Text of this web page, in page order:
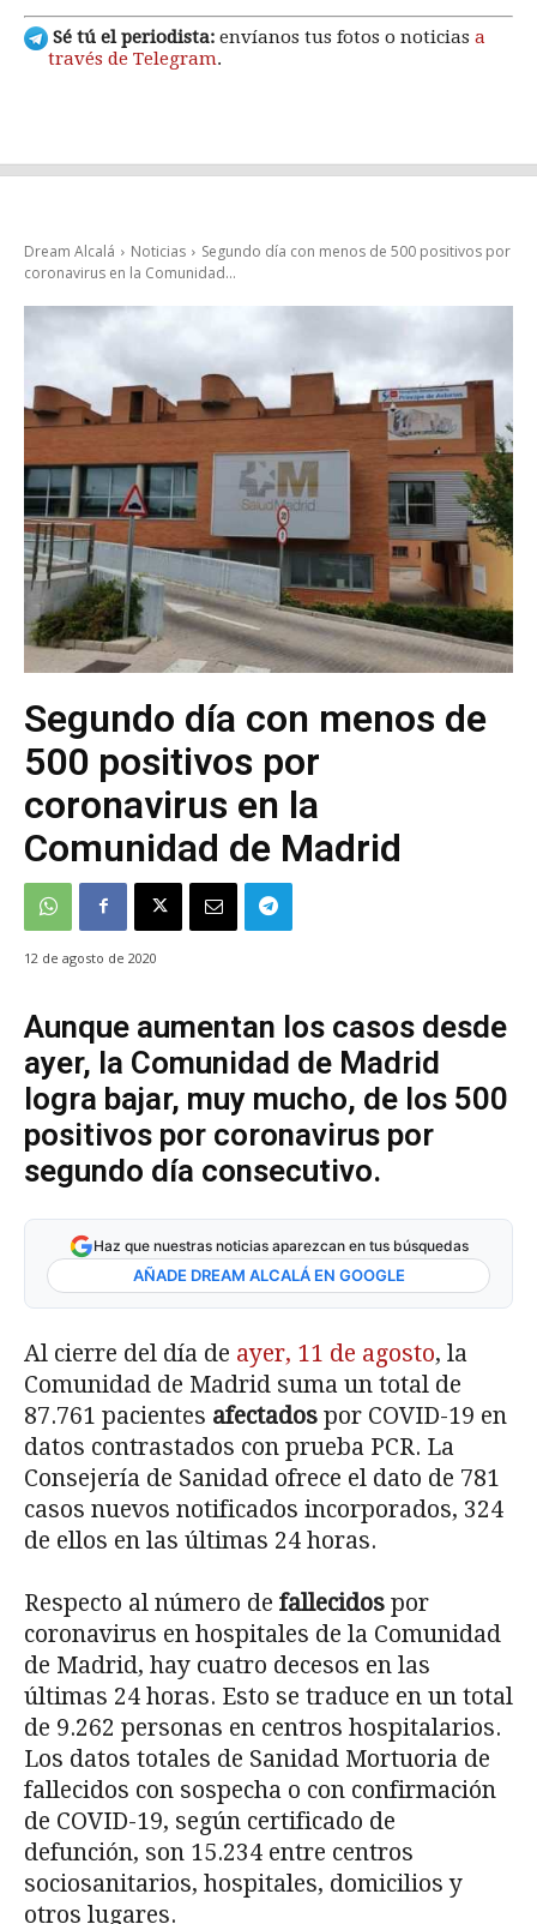
Sé tú el periodista: envíanos tus fotos o noticias a
través de Telegram.